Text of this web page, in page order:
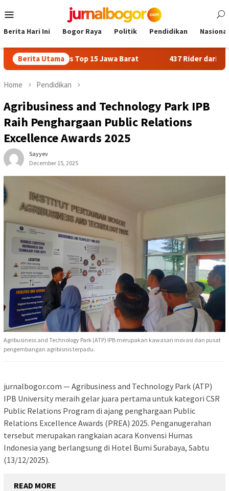
to
Menu
Berita Hari Ini Bogor Raya Politik Pendidikan Nasional
Berita Utama
Top 15 Jawa Barat 437 Rider dari 18 Provinsi
Home Pendidikan
Agribusiness and Technology Park IPB
Raih Penghargaan Public Relations
Excellence Awards 2025
Sayyev
December 15, 2025
Agribusiness and Technology Park (ATP) IPB merupakan kawasan inovasi dan pusat
pengembangan agribisnis terpadu.
jurnalbogor.com — Agribusiness and Technology Park (ATP)
IPB University meraih gelar juara pertama untuk kategori CSR
Public Relations Program di ajang penghargaan Public
Relations Excellence Awards (PREA) 2025. Penganugerahan
tersebut merupakan rangkaian acara Konvensi Humas
Indonesia yang berlangsung di Hotel Bumi Surabaya, Sabtu
(13/12/2025).
READ MORE